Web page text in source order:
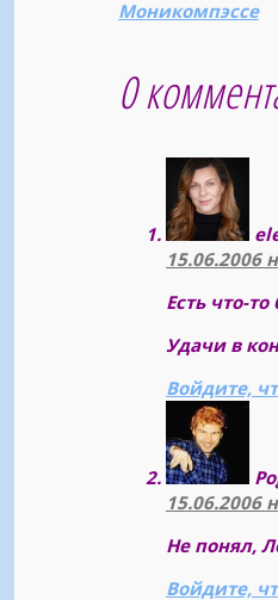
Моникомпэссе
0
15.06.2006
Есть что-
Удачи в
Войдите,
15.06.2006
Не понял,
Войдите,